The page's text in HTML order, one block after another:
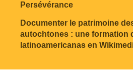
Persévérance
Documenter le patrimoine
autochtones : une formation
latinoamericanas en